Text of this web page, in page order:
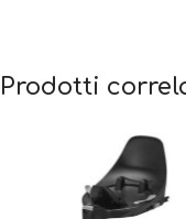
Prodotti